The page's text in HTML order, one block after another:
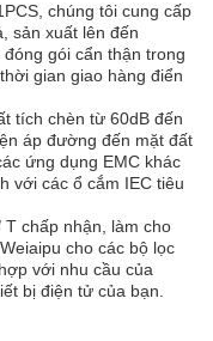
chúng tôi cung cấp
sản xuất lên đến
gói cẩn thận trong
gian giao hàng điển
tích chèn từ 60dB đến
áp đường đến mặt đất
ứng dụng EMC khác
với các ổ cắm IEC tiêu
chấp nhận, làm cho
cho các bộ lọc
với nhu cầu của
bị điện tử của bạn.